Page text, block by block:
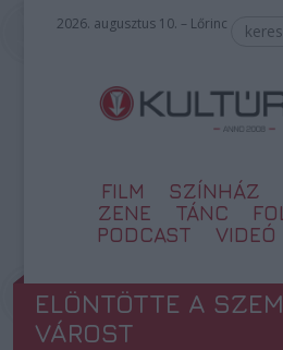
2026. augusztus 10. – Lőrinc
FILM SZÍNHÁZ
ZENE
TÁNC
PODCAST
VIDEÓ
ELÖNTÖTTE A
VÁROST